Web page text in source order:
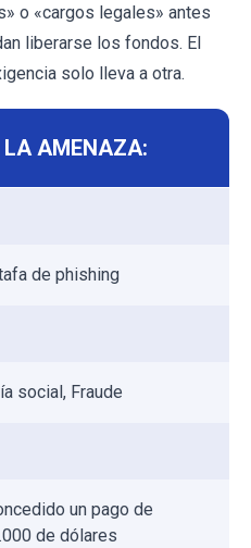
o «cargos legales» antes
liberarse los fondos. El
solo lleva a otra.
LA AMENAZA:
de phishing
social, Fraude
un pago de
de dólares